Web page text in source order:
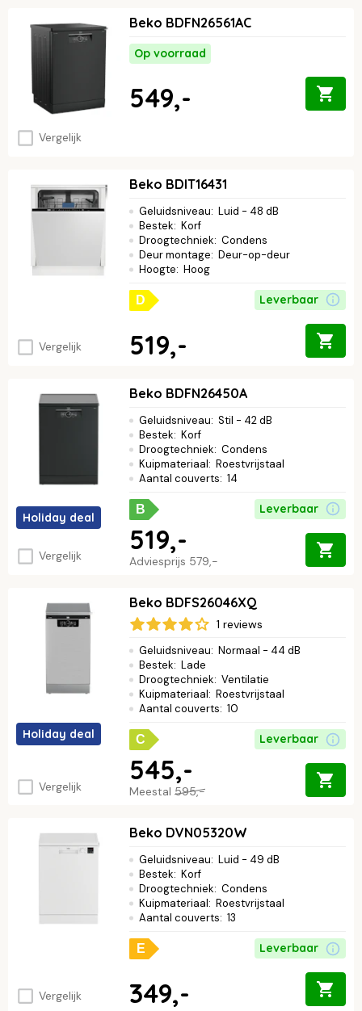
Vergelijk
Beko BDFN26561AC
Op voorraad
549,-
Vergelijk
Beko BDIT16431
Geluidsniveau: Luid - 48 dB
Bestek: Korf
Droogtechniek: Condens
Deur montage: Deur-op-deur
Hoogte: Hoog
D Leverbaar
519,-
Holiday deal
Vergelijk
Beko BDFN26450A
Geluidsniveau: Stil - 42 dB
Bestek: Korf
Droogtechniek: Condens
Kuipmateriaal: Roestvrijstaal
Aantal couverts: 14
B Leverbaar
Adviesprijs 579,-
519,-
Holiday deal
Vergelijk
Beko BDFS26046XQ
1 reviews
Geluidsniveau: Normaal - 44 dB
Bestek: Lade
Droogtechniek: Ventilatie
Kuipmateriaal: Roestvrijstaal
Aantal couverts: 10
C Leverbaar
Meestal 595,-
545,-
Vergelijk
Beko DVN05320W
Geluidsniveau: Luid - 49 dB
Bestek: Korf
Droogtechniek: Condens
Kuipmateriaal: Roestvrijstaal
Aantal couverts: 13
E Leverbaar
349,-